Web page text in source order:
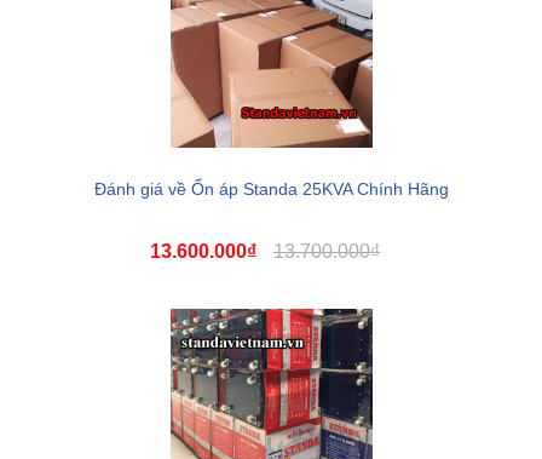
Đánh giá về Ổn áp Standa 25KVA Chính Hãng
13.600.000₫ 13.700.000₫